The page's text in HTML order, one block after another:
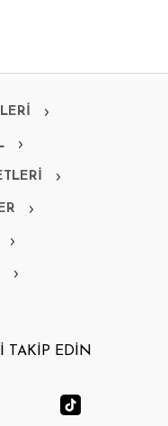
TAKİP EDİN